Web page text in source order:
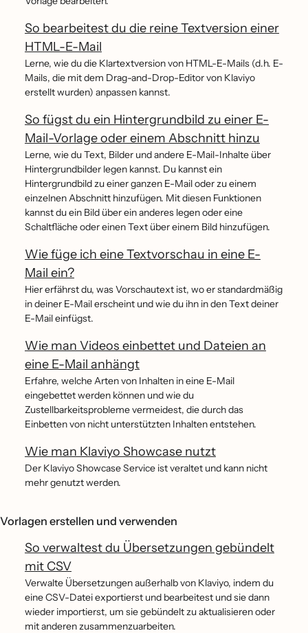
So bearbeitest du die reine Textversion einer
HTML-E-Mail
Lerne, wie du die Klartextversion von HTML-E-Mails (d.h. E-
Mails, die mit dem Drag-and-Drop-Editor von Klaviyo
erstellt wurden) anpassen kannst.
So fügst du ein Hintergrundbild zu einer E-
Mail-Vorlage oder einem Abschnitt hinzu
Lerne, wie du Text, Bilder und andere E-Mail-Inhalte über
Hintergrundbilder legen kannst. Du kannst ein
Hintergrundbild zu einer ganzen E-Mail oder zu einem
einzelnen Abschnitt hinzufügen. Mit diesen Funktionen
kannst du ein Bild über ein anderes legen oder eine
Schaltfläche oder einen Text über einem Bild hinzufügen.
Wie füge ich eine Textvorschau in eine E-
Mail ein?
Hier erfährst du, was Vorschautext ist, wo er standardmäßig
in deiner E-Mail erscheint und wie du ihn in den Text deiner
E-Mail einfügst.
Wie man Videos einbettet und Dateien an
eine E-Mail anhängt
Erfahre, welche Arten von Inhalten in eine E-Mail
eingebettet werden können und wie du
Zustellbarkeitsprobleme vermeidest, die durch das
Einbetten von nicht unterstützten Inhalten entstehen.
Wie man Klaviyo Showcase nutzt
Der Klaviyo Showcase Service ist veraltet und kann nicht
mehr genutzt werden.
Vorlagen erstellen und verwenden
So verwaltest du Übersetzungen gebündelt
mit CSV
Verwalte Übersetzungen außerhalb von Klaviyo, indem du
eine CSV-Datei exportierst und bearbeitest und sie dann
wieder importierst, um sie gebündelt zu aktualisieren oder
mit anderen zusammenzuarbeiten.